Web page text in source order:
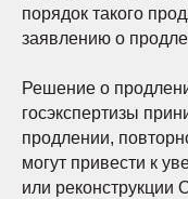
порядок такого
заявлению о
Решение о
госэкспертизы
продлении,
могут привести к
или